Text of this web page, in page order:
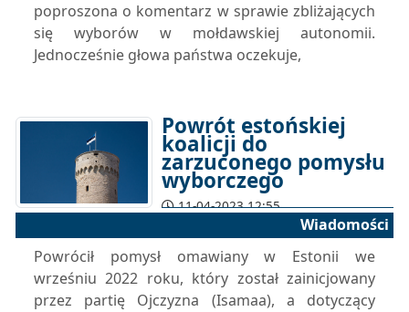
poproszona o komentarz w sprawie zbliżających
się wyborów w mołdawskiej autonomii.
Jednocześnie głowa państwa oczekuje,
Powrót estońskiej
koalicji do
zarzuconego pomysłu
wyborczego
11-04-2023 12:55
Wiadomości
Powrócił pomysł omawiany w Estonii we
wrześniu 2022 roku, który został zainicjowany
przez partię Ojczyzna (Isamaa), a dotyczący